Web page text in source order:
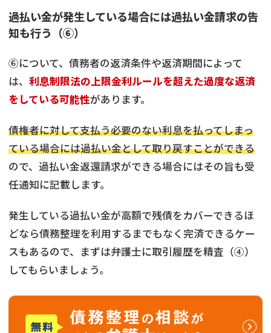
過払い金が発生している場合には過払い金請求の告
知も行う（⑥）
⑥について、債務者の返済条件や返済期間によって
は、 利息制限法の上限金利ルールを超えた過度な返済
をしている可能性があります。
債権者に対して支払う必要のない利息を払ってしまっ
ている場合には過払い金として取り戻すことができる
ので、過払い金返還請求ができる場合にはその旨も受
任通知に記載します。
発生している過払い金が高額で残債をカバーできるほ
どなら債務整理を利用するまでもなく完済できるケー
スもあるので、まずは弁護士に取引履歴を精査（④）
してもらいましょう。